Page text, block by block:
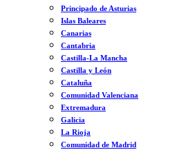
Principado de Asturias
Islas Baleares
Canarias
Cantabria
Castilla-La Mancha
Castilla y León
Cataluña
Comunidad Valenciana
Extremadura
Galicia
La Rioja
Comunidad de Madrid